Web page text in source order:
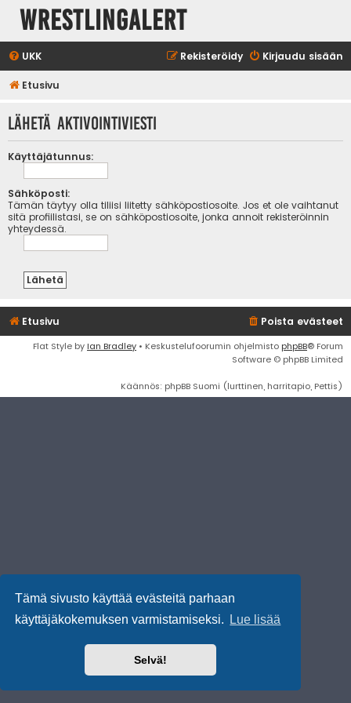
Tämä sivusto käyttää evästeitä parhaan
käyttäjäkokemuksen varmistamiseksi.
Lue lisää
Selvä!
WrestlingAlert
UKK Kirjaudu sisään
Rekisteröidy
Etusivu
Lähetä aktivointiviesti
Käyttäjätunnus:
Sähköposti:
Tämän täytyy olla tiliisi liitetty sähköpostiosoite. Jos et ole vaihtanut
sitä profiilistasi, se on sähköpostiosoite, jonka annoit rekisteröinnin
yhteydessä.
Etusivu Poista evästeet
Flat Style by Ian Bradley • Keskustelufoorumin ohjelmisto phpBB® Forum
Software © phpBB Limited
Käännös: phpBB Suomi (lurttinen, harritapio, Pettis)